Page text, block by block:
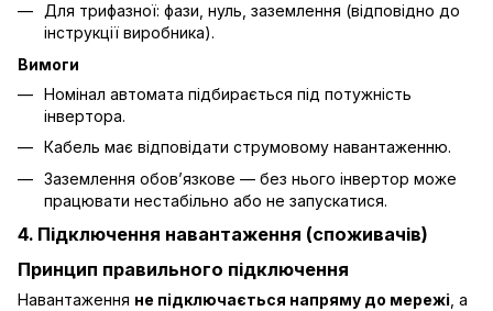
Для трифазної: фази, нуль, заземлення (відповідно до
інструкції виробника).
Вимоги
Номінал автомата підбирається під потужність
інвертора.
Кабель має відповідати струмовому навантаженню.
Заземлення обов’язкове — без нього інвертор може
працювати нестабільно або не запускатися.
4. Підключення навантаження (споживачів)
Принцип правильного підключення
Навантаження не підключається напряму до мережі , а